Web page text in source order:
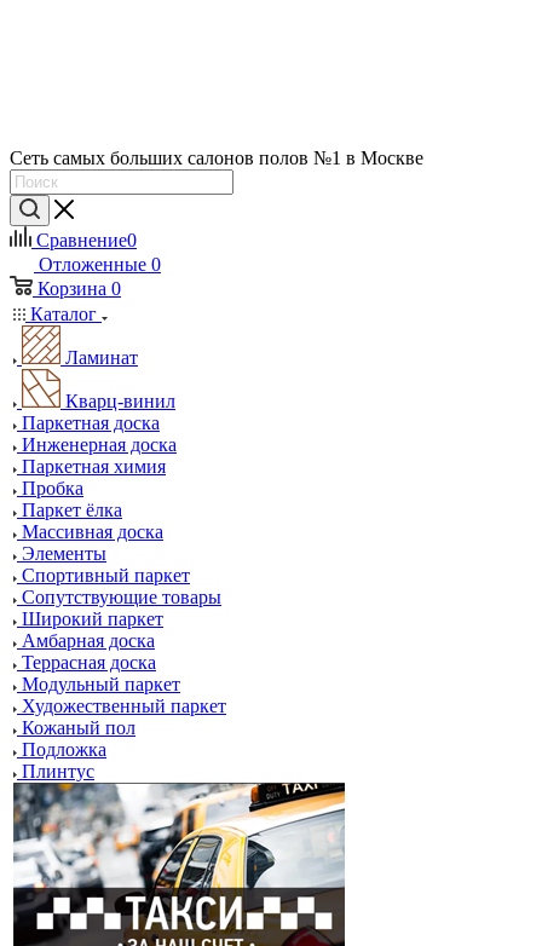
Сеть самых больших салонов полов №1 в Москве
Сравнение0
Отложенные 0
Корзина 0
Каталог
Ламинат
Кварц-винил
Паркетная доска
Инженерная доска
Паркетная химия
Пробка
Паркет ёлка
Массивная доска
Элементы
Спортивный паркет
Сопутствующие товары
Широкий паркет
Амбарная доска
Террасная доска
Модульный паркет
Художественный паркет
Кожаный пол
Подложка
Плинтус